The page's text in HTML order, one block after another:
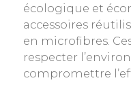
écologique et
accessoires
en microfibres.
respecter
compromettre